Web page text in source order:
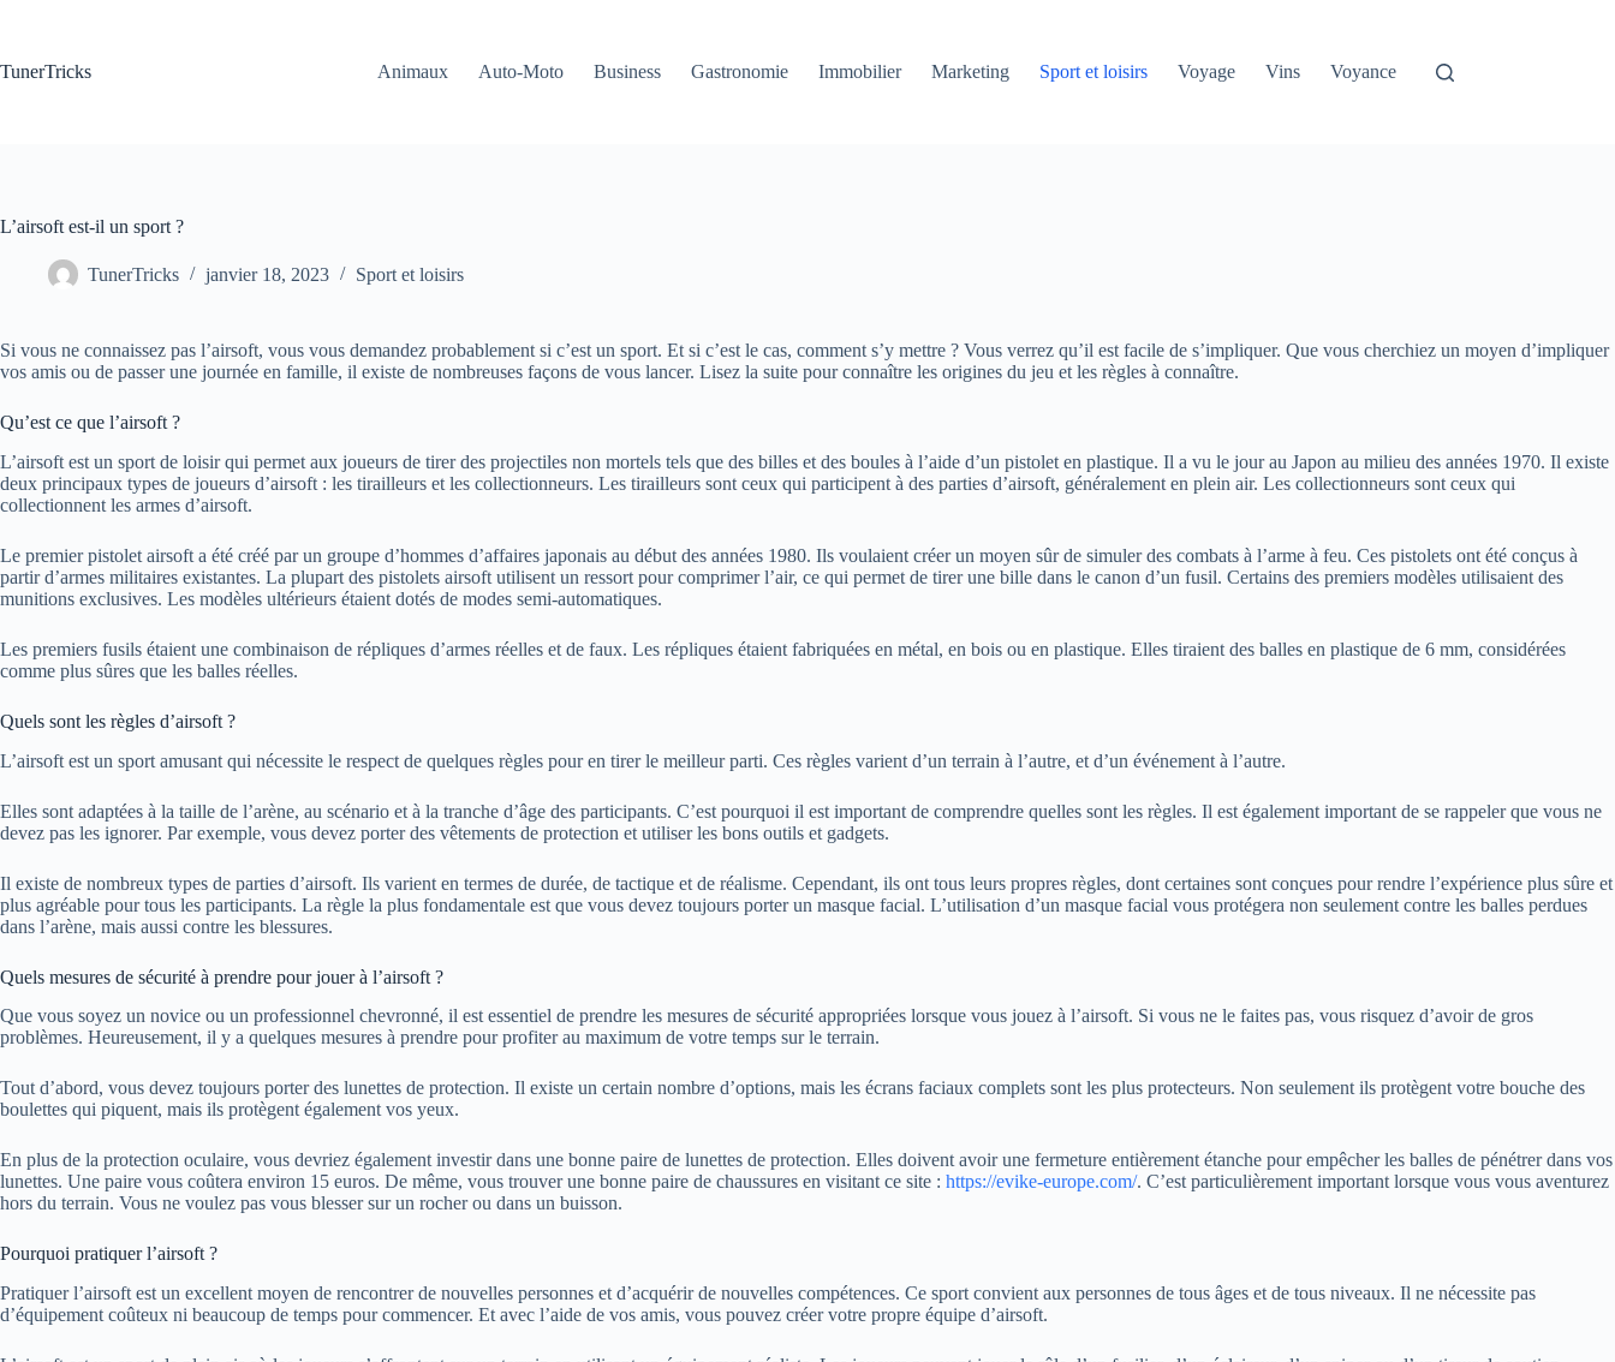
TunerTricks
Animaux Auto-Moto Business Gastronomie Immobilier Marketing Sport et loisirs Voyage Vins Voyance
L’airsoft est-il un sport ?
TunerTricks janvier 18, 2023 Sport et loisirs
Si vous ne connaissez pas l’airsoft, vous vous demandez probablement si c’est un sport. Et si c’est le cas, comment s’y mettre ? Vous verrez qu’il est facile de s’impliquer. Que vous cherchiez un moyen d’impliquer
vos amis ou de passer une journée en famille, il existe de nombreuses façons de vous lancer. Lisez la suite pour connaître les origines du jeu et les règles à connaître.
Qu’est ce que l’airsoft ?
L’airsoft est un sport de loisir qui permet aux joueurs de tirer des projectiles non mortels tels que des billes et des boules à l’aide d’un pistolet en plastique. Il a vu le jour au Japon au milieu des années 1970. Il existe
deux principaux types de joueurs d’airsoft : les tirailleurs et les collectionneurs. Les tirailleurs sont ceux qui participent à des parties d’airsoft, généralement en plein air. Les collectionneurs sont ceux qui
collectionnent les armes d’airsoft.
Le premier pistolet airsoft a été créé par un groupe d’hommes d’affaires japonais au début des années 1980. Ils voulaient créer un moyen sûr de simuler des combats à l’arme à feu. Ces pistolets ont été conçus à
partir d’armes militaires existantes. La plupart des pistolets airsoft utilisent un ressort pour comprimer l’air, ce qui permet de tirer une bille dans le canon d’un fusil. Certains des premiers modèles utilisaient des
munitions exclusives. Les modèles ultérieurs étaient dotés de modes semi-automatiques.
Les premiers fusils étaient une combinaison de répliques d’armes réelles et de faux. Les répliques étaient fabriquées en métal, en bois ou en plastique. Elles tiraient des balles en plastique de 6 mm, considérées
comme plus sûres que les balles réelles.
Quels sont les règles d’airsoft ?
L’airsoft est un sport amusant qui nécessite le respect de quelques règles pour en tirer le meilleur parti. Ces règles varient d’un terrain à l’autre, et d’un événement à l’autre.
Elles sont adaptées à la taille de l’arène, au scénario et à la tranche d’âge des participants. C’est pourquoi il est important de comprendre quelles sont les règles. Il est également important de se rappeler que vous ne
devez pas les ignorer. Par exemple, vous devez porter des vêtements de protection et utiliser les bons outils et gadgets.
Il existe de nombreux types de parties d’airsoft. Ils varient en termes de durée, de tactique et de réalisme. Cependant, ils ont tous leurs propres règles, dont certaines sont conçues pour rendre l’expérience plus sûre et
plus agréable pour tous les participants. La règle la plus fondamentale est que vous devez toujours porter un masque facial. L’utilisation d’un masque facial vous protégera non seulement contre les balles perdues
dans l’arène, mais aussi contre les blessures.
Quels mesures de sécurité à prendre pour jouer à l’airsoft ?
Que vous soyez un novice ou un professionnel chevronné, il est essentiel de prendre les mesures de sécurité appropriées lorsque vous jouez à l’airsoft. Si vous ne le faites pas, vous risquez d’avoir de gros
problèmes. Heureusement, il y a quelques mesures à prendre pour profiter au maximum de votre temps sur le terrain.
Tout d’abord, vous devez toujours porter des lunettes de protection. Il existe un certain nombre d’options, mais les écrans faciaux complets sont les plus protecteurs. Non seulement ils protègent votre bouche des
boulettes qui piquent, mais ils protègent également vos yeux.
En plus de la protection oculaire, vous devriez également investir dans une bonne paire de lunettes de protection. Elles doivent avoir une fermeture entièrement étanche pour empêcher les balles de pénétrer dans vos
lunettes. Une paire vous coûtera environ 15 euros. De même, vous trouver une bonne paire de chaussures en visitant ce site : https://evike-europe.com/. C’est particulièrement important lorsque vous vous aventurez
hors du terrain. Vous ne voulez pas vous blesser sur un rocher ou dans un buisson.
Pourquoi pratiquer l’airsoft ?
Pratiquer l’airsoft est un excellent moyen de rencontrer de nouvelles personnes et d’acquérir de nouvelles compétences. Ce sport convient aux personnes de tous âges et de tous niveaux. Il ne nécessite pas
d’équipement coûteux ni beaucoup de temps pour commencer. Et avec l’aide de vos amis, vous pouvez créer votre propre équipe d’airsoft.